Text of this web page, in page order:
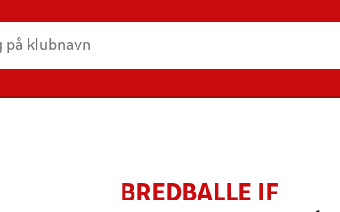
BREDBALLE IF